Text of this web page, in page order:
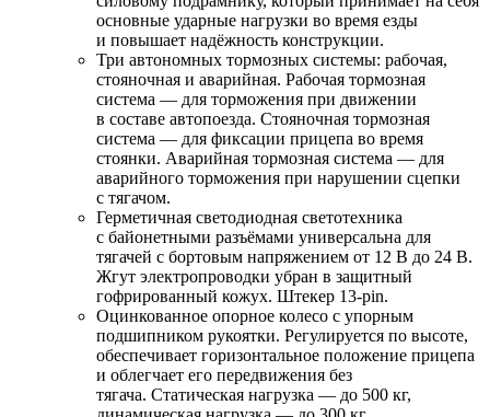
основные ударные нагрузки во время езды
и повышает надёжность конструкции.
Три автономных тормозных системы: рабочая,
стояночная и аварийная. Рабочая тормозная
система — для торможения при движении
в составе автопоезда. Стояночная тормозная
система — для фиксации прицепа во время
стоянки. Аварийная тормозная система — для
аварийного торможения при нарушении сцепки
с тягачом.
Герметичная светодиодная светотехника
с байонетными разъёмами универсальна для
тягачей с бортовым напряжением от 12 В до 24 В.
Жгут электропроводки убран в защитный
гофрированный кожух. Штекер 13-pin.
Оцинкованное опорное колесо с упорным
подшипником рукоятки. Регулируется по высоте,
обеспечивает горизонтальное положение прицепа
и облегчает его передвижения без
тягача. Статическая нагрузка — до 500 кг,